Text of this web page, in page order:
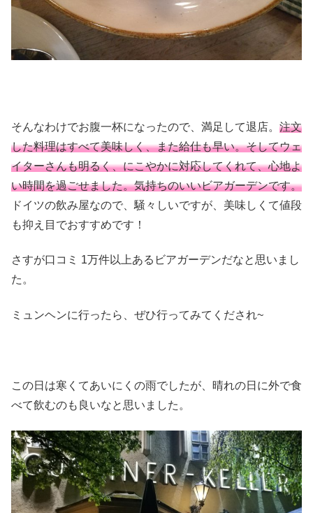
そんなわけでお腹一杯になったので、満足して退店。 注文
した料理はすべて美味しく、また給仕も早い。そしてウェ
イターさんも明るく、にこやかに対応してくれて、心地よ
い時間を過ごせました。気持ちのいいビアガーデンです。
ドイツの飲み屋なので、騒々しいですが、美味しくて値段
も抑え目でおすすめです！
さすが口コミ 1万件以上あるビアガーデンだなと思いまし
た。
ミュンヘンに行ったら、ぜひ行ってみてくだされ~
この日は寒くてあいにくの雨でしたが、晴れの日に外で食
べて飲むのも良いなと思いました。